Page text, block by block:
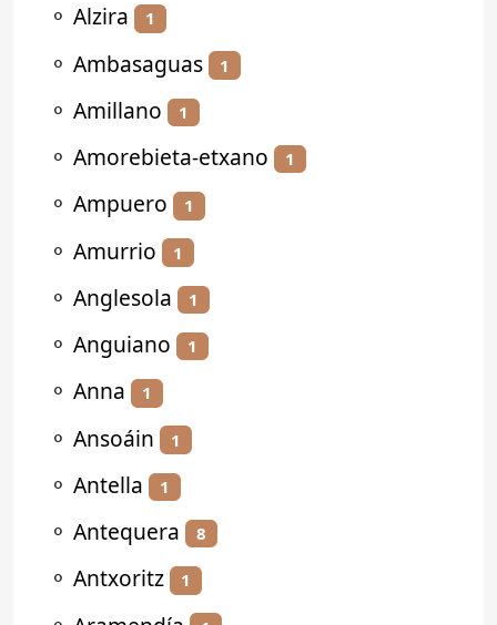
⚬ Alzira 1
⚬ Ambasaguas 1
⚬ Amillano 1
⚬ Amorebieta-etxano 1
⚬ Ampuero 1
⚬ Amurrio 1
⚬ Anglesola 1
⚬ Anguiano 1
⚬ Anna 1
⚬ Ansoáin 1
⚬ Antella 1
⚬ Antequera 8
⚬ Antxoritz 1